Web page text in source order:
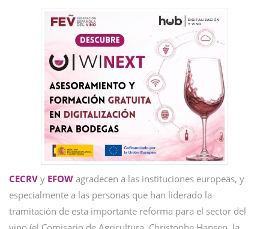
CECRV y EFOW agradecen a las instituciones europeas, y
especialmente a las personas que han liderado la
tramitación de esta importante reforma para el sector del